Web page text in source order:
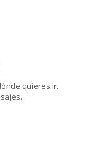
quieres ir.